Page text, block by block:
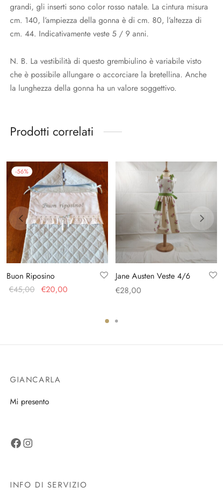
grandi, gli inserti sono color rosso natale. La cintura misura
cm. 140, l’ampiezza della gonna è di cm. 80, l’altezza di
cm. 44. Indicativamente veste 5 / 9 anni.
N. B. La vestibilità di questo grembiulino è variabile visto
che è possibile allungare o accorciare la bretellina. Anche
la lunghezza della gonna ha un valore soggettivo.
Prodotti correlati
-56%
Buon Riposino
€45,00 Il prezzo
€20,00
Jane Austen Veste 4/6
€28,00
GIANCARLA
Mi presento
Facebook
INFO DI SERVIZIO